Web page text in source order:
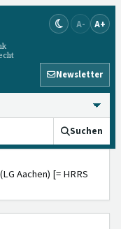
A- A+
Newsletter
Suchen
Aachen) [= HRRS